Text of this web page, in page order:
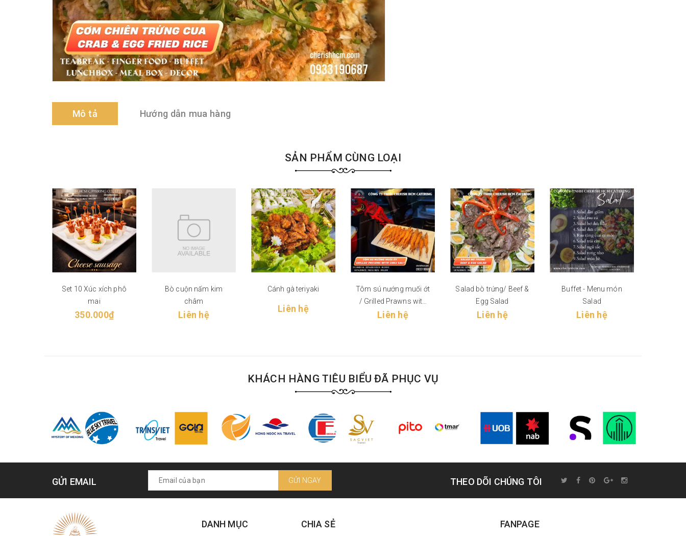
Mô tả Hướng dẫn mua hàng
SẢN PHẨM CÙNG LOẠI
Set 10 Xúc xích phô
mai
350.000₫
Bò cuộn nấm kim
châm
Liên hệ
Cánh gà teriyaki
Liên hệ
Tôm sú nướng muối ớt
/ Grilled Prawns with
Chili Salt
Liên hệ
Salad bò trứng/ Beef &
Egg Salad
Liên hệ
Buffet - Menu món
Salad
Liên hệ
KHÁCH HÀNG TIÊU BIỂU ĐÃ PHỤC VỤ
GỬI EMAIL GỬI NGAY THEO DÕI CHÚNG TÔI
DANH MỤC CHIA SẺ FANPAGE